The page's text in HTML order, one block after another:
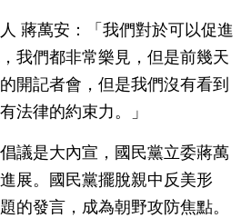
蔣萬安：「我們對於可以促進
我們都非常樂見，但是前幾天
開記者會，但是我們沒有看到
法律的約束力。」
議是大內宣，國民黨立委蔣萬
展。國民黨擺脫親中反美形
的發言，成為朝野攻防焦點。